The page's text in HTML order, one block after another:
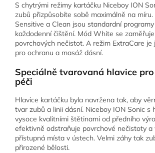
S chytrými režimy kartáčku Niceboy ION
zubů přizpůsobíte sobě maximálně na míru.
Sensitive a Clean jsou standardní
každodenní čištění. Mód White se
povrchových nečistot. A režim ExtraCare je
pro ochranu a masáž dásní.
Speciálně tvarovaná hlavice
péči
Hlavice kartáčku byla navržena tak, aby
tvar zubů a linii dásní. Niceboy ION Sonic s
vysoce kvalitními štětinami od předního
efektivně odstraňuje povrchové nečistoty a
přístupná místa v ústech. Velmi záhy tak
přirozené bělosti.